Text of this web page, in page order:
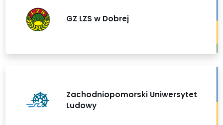
GZ LZS w Dobrej
Zachodniopomorski Uniwersytet
Ludowy